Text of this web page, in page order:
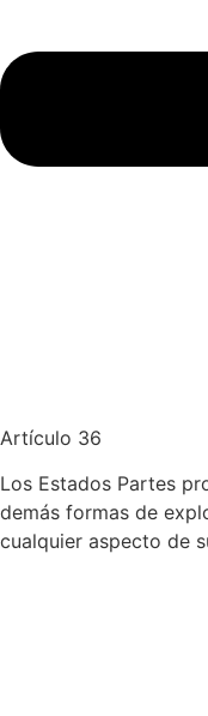
Artículo 36
Los Estados Partes
demás formas de
cualquier aspecto de